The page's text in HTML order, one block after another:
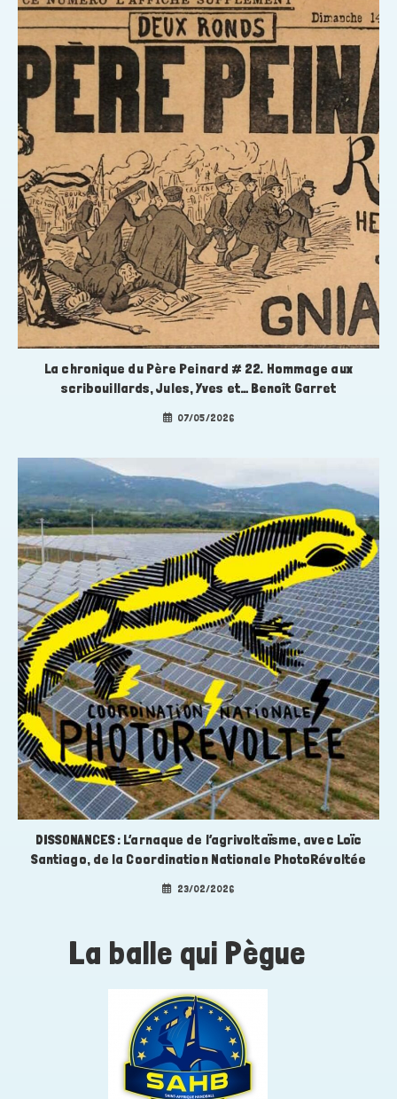
La chronique du Père Peinard # 22. Hommage aux
scribouillards, Jules, Yves et… Benoît Garret
07/05/2026
DISSONANCES : L’arnaque de l’agrivoltaïsme, avec Loïc
Santiago, de la Coordination Nationale PhotoRévoltée
23/02/2026
La balle qui Pègue